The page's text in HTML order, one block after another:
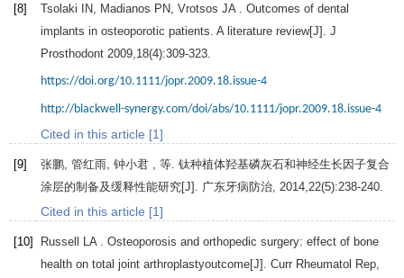
[8] Tsolaki IN Madianos PN Vrotsos JA . Outcomes of dental
implants in osteoporotic patients. A literature review[J]. J
Prosthodont 2009 18(4):309-323.
https://doi.org/10.1111/jopr.2009.18.issue-4
http://blackwell-synergy.com/doi/abs/10.1111/jopr.2009.18.issue-4
Cited in this article [1]
[9]
张鹏, 管红雨, 钟小君 , 等. 钛种植体羟基磷灰石和神经生长因子复合
涂层的制备及缓释性能研究[J]. 广东牙病防治 2014 22(5):238-240.
Cited in this article [1]
[10] Russell LA . Osteoporosis and orthopedic surgery: effect of bone
health on total joint arthroplastyoutcome[J]. Curr Rheumatol Rep